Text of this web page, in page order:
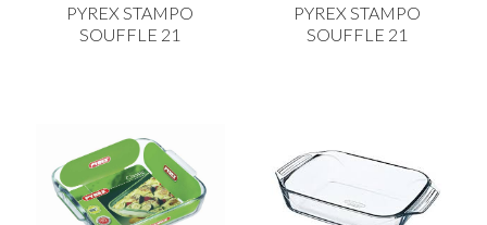
PYREX STAMPO
SOUFFLE 21
PYREX STAMPO
SOUFFLE 21